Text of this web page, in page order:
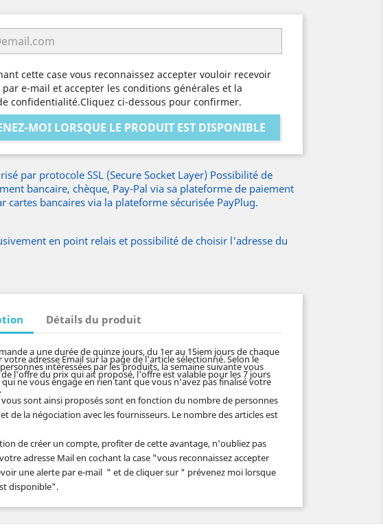
cette case vous reconnaissez accepter vouloir recevoir
e-mail et accepter les conditions générales et la
confidentialité.Cliquez ci-dessous pour confirmer.
MOI LORSQUE LE PRODUIT EST DISPONIBLE
par protocole SSL (Secure Socket Layer) Possibilité de
bancaire, chèque, Pay-Pal via sa plateforme de paiement
cartes bancaires via la plateforme sécurisée PayPlug.
en point relais et possibilité de choisir l'adresse du
Détails du produit
a une durée de quinze jours, du 1er au 15iem jours de chaque
votre adresse Email sur la page de l'article sélectionné. Selon le
intéressées par les produits, la semaine suivante vous
l'offre du prix qui ait proposé, l'offre est valable pour les 7 jours
qui ne vous engage en rien tant que vous n'avez pas finalisé votre
vous sont ainsi proposés sont en fonction du nombre de personnes
de la négociation avec les fournisseurs. Le nombre des articles est
de créer un compte, profiter de cette avantage, n'oubliez pas
adresse Mail en cochant la case "vous reconnaissez accepter
une alerte par e-mail " et de cliquer sur " prévenez moi lorsque
disponible".